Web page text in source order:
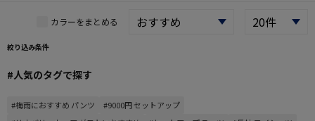
カラーをまとめる
絞り込み条件
#人気のタグで探す
#梅雨におすすめ パンツ
#9000円 セットアップ